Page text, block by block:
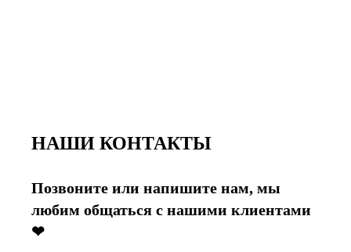
НАШИ КОНТАКТЫ
Позвоните или напишите нам, мы
любим общаться с нашими клиентами
❤